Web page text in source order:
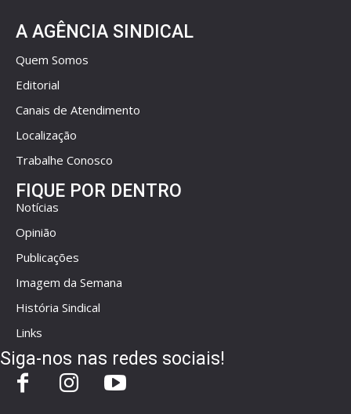
A AGÊNCIA SINDICAL
Quem Somos
Editorial
Canais de Atendimento
Localização
Trabalhe Conosco
FIQUE POR DENTRO
Notícias
Opinião
Publicações
Imagem da Semana
História Sindical
Links
Siga-nos nas redes sociais!